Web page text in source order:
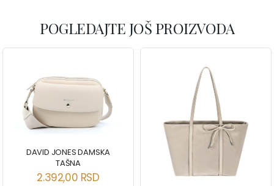
POGLEDAJTE JOŠ PROIZVODA
DAVID JONES DAMSKA
TAŠNA
2.392,00 RSD